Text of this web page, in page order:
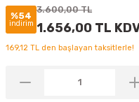
%54
indirim
3.600,00 TL
1.656,00 TL
169,12 TL den başlayan taksitlerle!